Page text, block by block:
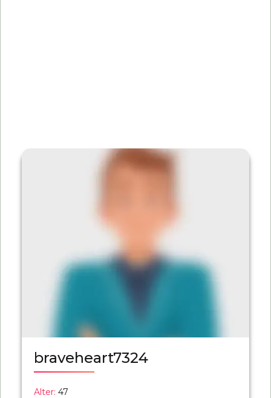
braveheart7324
Alter: 47